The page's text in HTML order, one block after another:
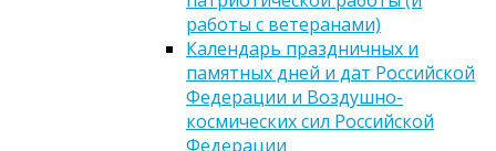
работы с ветеранами)
Календарь праздничных и
памятных дней и дат Российской
Федерации и Воздушно-
космических сил Российской
Федерации